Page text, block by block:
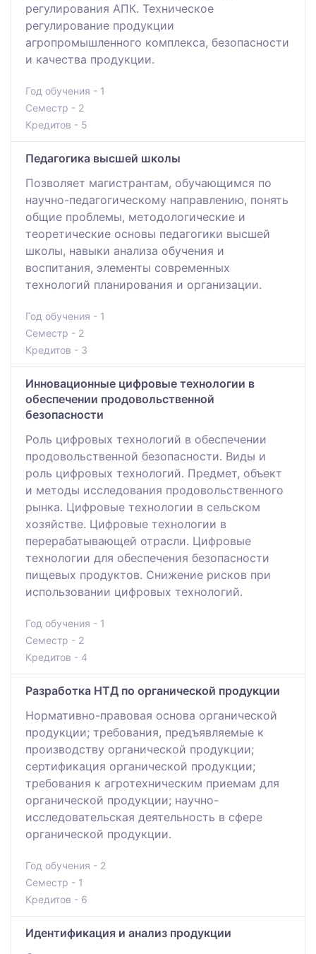
регулирования АПК. Техническое
регулирование продукции
агропромышленного комплекса, безопасности
и качества продукции.
Год обучения - 1
Семестр - 2
Кредитов - 5
Педагогика высшей школы
Позволяет магистрантам, обучающимся по
научно-педагогическому направлению, понять
общие проблемы, методологические и
теоретические основы педагогики высшей
школы, навыки анализа обучения и
воспитания, элементы современных
технологий планирования и организации.
Год обучения - 1
Семестр - 2
Кредитов - 3
Инновационные цифровые технологии в
обеспечении продовольственной
безопасности
Роль цифровых технологий в обеспечении
продовольственной безопасности. Виды и
роль цифровых технологий. Предмет, объект
и методы исследования продовольственного
рынка. Цифровые технологии в сельском
хозяйстве. Цифровые технологии в
перерабатывающей отрасли. Цифровые
технологии для обеспечения безопасности
пищевых продуктов. Снижение рисков при
использовании цифровых технологий.
Год обучения - 1
Семестр - 2
Кредитов - 4
Разработка НТД по органической продукции
Нормативно-правовая основа органической
продукции; требования, предъявляемые к
производству органической продукции;
сертификация органической продукции;
требования к агротехническим приемам для
органической продукции; научно-
исследовательская деятельность в сфере
органической продукции.
Год обучения - 2
Семестр - 1
Кредитов - 6
Идентификация и анализ продукции